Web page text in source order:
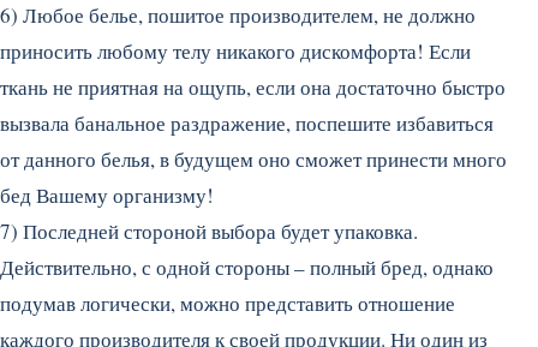
6) Любое белье, пошитое производителем, не должно
приносить любому телу никакого дискомфорта! Если
ткань не приятная на ощупь, если она достаточно быстро
вызвала банальное раздражение, поспешите избавиться
от данного белья, в будущем оно сможет принести много
бед Вашему организму!
7) Последней стороной выбора будет упаковка.
Действительно, с одной стороны – полный бред, однако
подумав логически, можно представить отношение
каждого производителя к своей продукции. Ни один из